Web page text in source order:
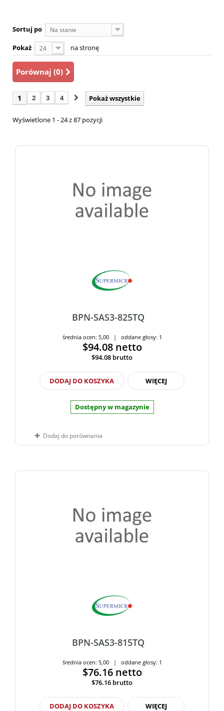
Sortuj po Na stanie
Pokaż 24 na stronę
Porównaj (0)
Pokaż wszystkie
1 2 3 4
Wyświetlone 1 - 24 z 87 pozycji
BPN-SAS3-825TQ
średnia ocen: 5,00 | oddane głosy: 1
$94.08 netto
$94.08 brutto
DODAJ DO KOSZYKA WIĘCEJ
Dostępny w magazynie
Dodaj do porównania
BPN-SAS3-815TQ
średnia ocen: 5,00 | oddane głosy: 1
$76.16 netto
$76.16 brutto
DODAJ DO KOSZYKA WIĘCEJ